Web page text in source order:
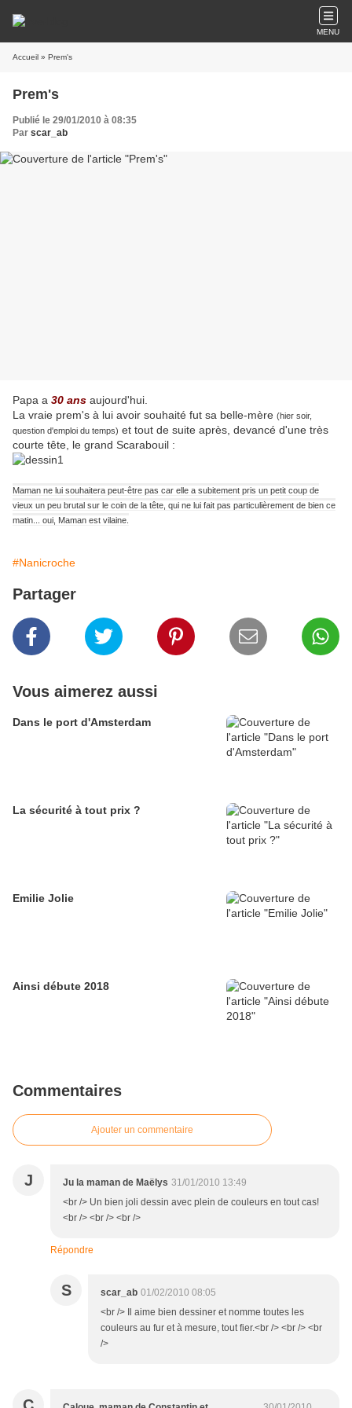
MENU
Accueil » Prem's
Prem's
Publié le 29/01/2010 à 08:35
Par scar_ab
Papa a 30 ans aujourd'hui.
La vraie prem's à lui avoir souhaité fut sa belle-mère (hier soir,
question d'emploi du temps) et tout de suite après, devancé d'une très
courte tête, le grand Scarabouil :
Maman ne lui souhaitera peut-être pas car elle a subitement pris un petit coup de
vieux un peu brutal sur le coin de la tête, qui ne lui fait pas particulièrement de bien ce
matin... oui, Maman est vilaine.
#Nanicroche
Partager
Vous aimerez aussi
Dans le port d'Amsterdam
La sécurité à tout prix ?
Emilie Jolie
Ainsi débute 2018
Commentaires
Ajouter un commentaire
J Ju la maman de Maëlys 31/01/2010 13:49
<br /> Un bien joli dessin avec plein de couleurs en tout cas!
<br /> <br /> <br />
Répondre
S scar_ab 01/02/2010 08:05
<br /> Il aime bien dessiner et nomme toutes les
couleurs au fur et à mesure, tout fier.<br /> <br /> <br
/>